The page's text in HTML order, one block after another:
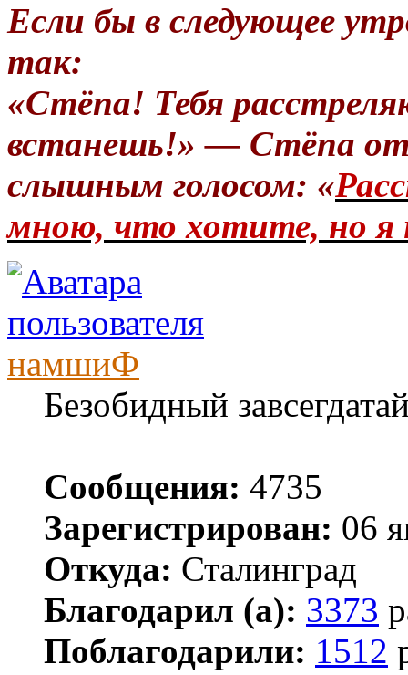
Если бы в следующее
так:
«Стёпа! Тебя
встанешь!» — Стёпа
слышным голосом: «
мною, что хотите, но я
намшиФ
Безобидный
Сообщения: 4735
Зарегистрирован: 06
Откуда: Сталинград
Благодарил (а): 3373
Поблагодарили: 1512